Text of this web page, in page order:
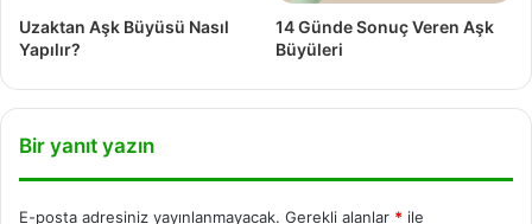
Uzaktan Aşk Büyüsü Nasıl
Yapılır?
14 Günde Sonuç Veren Aşk
Büyüleri
Bir yanıt yazın
E-posta adresiniz yayınlanmayacak. Gerekli alanlar * ile